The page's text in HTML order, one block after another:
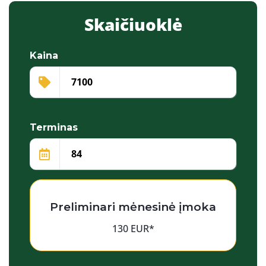
Skaičiuoklė
Kaina
Terminas
Preliminari mėnesinė įmoka
130 EUR*